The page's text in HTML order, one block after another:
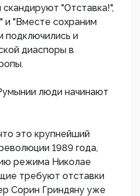
"Отставка!",
и "Вместе сохраним
подключились и
диаспоры в
люди начинают
это крупнейший
1989 года,
режима Николае
требуют отставки
Сорин Гриндяну уже